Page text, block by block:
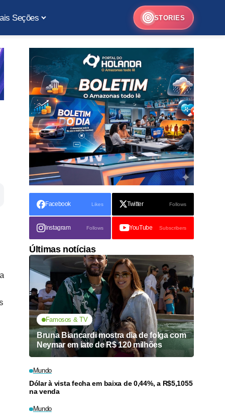
Seções STORIES
Facebook Likes Twitter Follows
Instagram Follows YouTube Subscribers
Últimas notícias
Famosos & TV
Bruna Biancardi mostra dia de folga com
Neymar em iate de R$ 120 milhões
Mundo
Dólar à vista fecha em baixa de 0,44%, a R$5,1055
na venda
Mundo